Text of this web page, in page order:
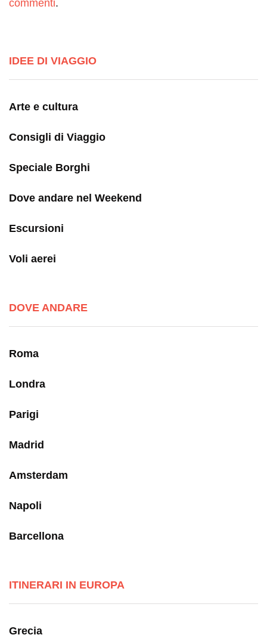
commenti.
IDEE DI VIAGGIO
Arte e cultura
Consigli di Viaggio
Speciale Borghi
Dove andare nel Weekend
Escursioni
Voli aerei
DOVE ANDARE
Roma
Londra
Parigi
Madrid
Amsterdam
Napoli
Barcellona
ITINERARI IN EUROPA
Grecia